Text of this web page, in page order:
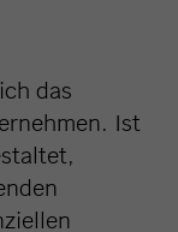
das
Ist